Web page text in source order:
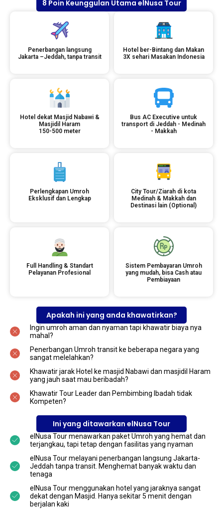
8 Poin Keunggulan Utama elNusa Tour
Penerbangan langsung
Jakarta –Jeddah, tanpa transit
Hotel ber-Bintang dan Makan
3X sehari Masakan Indonesia
Hotel dekat Masjid Nabawi &
Masjidil Haram
150-500 meter
Bus AC Executive untuk
transport di Jeddah - Medinah
- Makkah
Perlengkapan Umroh
Eksklusif dan Lengkap
City Tour/Ziarah di kota
Medinah & Makkah dan
Destinasi lain (Optional)
Full Handling & Standart
Pelayanan Profesional
Sistem Pembayaran Umroh
yang mudah, bisa Cash atau
Pembiayaan
Apakah ini yang anda khawatirkan?
Ingin umroh aman dan nyaman tapi khawatir biaya nya
mahal?
Penerbangan Umroh transit ke beberapa negara yang
sangat melelahkan?
Khawatir jarak Hotel ke masjid Nabawi dan masjidil Haram
yang jauh saat mau beribadah?
Khawatir Tour Leader dan Pembimbing Ibadah tidak
Kompeten?
Ini yang ditawarkan elNusa Tour
elNusa Tour menawarkan paket Umroh yang hemat dan
terjangkau, tapi tetap dengan fasilitas yang nyaman
elNusa Tour melayani penerbangan langsung Jakarta-
Jeddah tanpa transit. Menghemat banyak waktu dan
tenaga
elNusa Tour menggunakan hotel yang jaraknya sangat
dekat dengan Masjid. Hanya sekitar 5 menit dengan
berjalan kaki